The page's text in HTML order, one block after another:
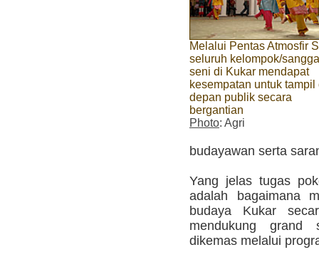
Melalui Pentas Atmosfir
seluruh kelompok/
seni di Kukar mendapat
kesempatan untuk tampil
depan publik secara
bergantian
Photo: Agri
budayawan serta
Yang jelas tugas
adalah bagaimana
budaya Kukar
mendukung grand
dikemas melalui